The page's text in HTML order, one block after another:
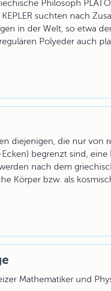
Philosoph
suchten nach
in der Welt, so etwa
Polyeder auch
diejenigen, die nur von
begrenzt sind, eine
nach dem
Körper bzw. als
Mathematiker und